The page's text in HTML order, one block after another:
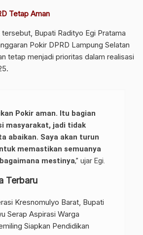
Tetap Aman
Bupati Radityo Egi Pratama
Pokir DPRD Lampung Selatan
tetap menjadi prioritas dalam realisasi
Pokir aman. Itu bagian
masyarakat, jadi tidak
abaikan. Saya akan turun
memastikan semuanya
mestinya,” ujar Egi.
Terbaru
Kresnomulyo Barat, Bupati
Serap Aspirasi Warga
Siapkan Pendidikan